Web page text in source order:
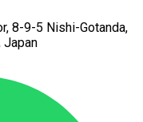
8-9-5 Nishi-Gotanda,
Japan